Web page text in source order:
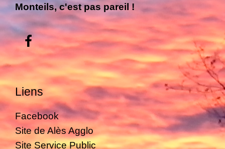
Monteils, c'est pas pareil !
Liens
Facebook
Site de Alès Agglo
Site Service Public